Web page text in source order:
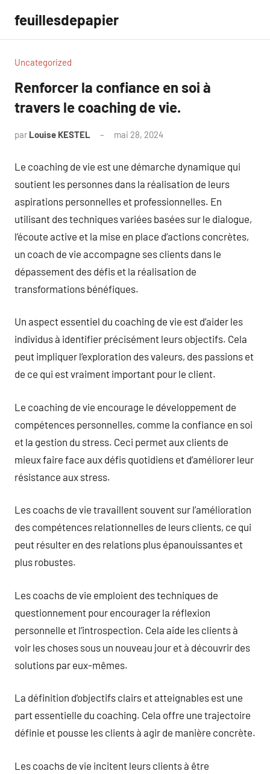
contenu
feuillesdepapier
Uncategorized
Renforcer la confiance en soi à
travers le coaching de vie.
par Louise KESTEL mai 28, 2024
Le coaching de vie est une démarche dynamique qui
soutient les personnes dans la réalisation de leurs
aspirations personnelles et professionnelles. En
utilisant des techniques variées basées sur le dialogue,
l’écoute active et la mise en place d’actions concrètes,
un coach de vie accompagne ses clients dans le
dépassement des défis et la réalisation de
transformations bénéfiques.
Un aspect essentiel du coaching de vie est d’aider les
individus à identifier précisément leurs objectifs. Cela
peut impliquer l’exploration des valeurs, des passions et
de ce qui est vraiment important pour le client.
Le coaching de vie encourage le développement de
compétences personnelles, comme la confiance en soi
et la gestion du stress. Ceci permet aux clients de
mieux faire face aux défis quotidiens et d’améliorer leur
résistance aux stress.
Les coachs de vie travaillent souvent sur l’amélioration
des compétences relationnelles de leurs clients, ce qui
peut résulter en des relations plus épanouissantes et
plus robustes.
Les coachs de vie emploient des techniques de
questionnement pour encourager la réflexion
personnelle et l’introspection. Cela aide les clients à
voir les choses sous un nouveau jour et à découvrir des
solutions par eux-mêmes.
La définition d’objectifs clairs et atteignables est une
part essentielle du coaching. Cela offre une trajectoire
définie et pousse les clients à agir de manière concrète.
Les coachs de vie incitent leurs clients à être